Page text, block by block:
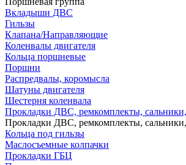
Вкладыши ДВС
Гильзы
Клапана/Направляющие
Коленвалы двигателя
Кольца поршневые
Поршни
Распредвалы, коромысла
Шатуны двигателя
Шестерня коленвала
Прокладки ДВС, ремкомплекты,
Прокладки ДВС, ремкомплекты,
Кольца под гильзы
Маслосъемные колпачки
Прокладки ГБЦ